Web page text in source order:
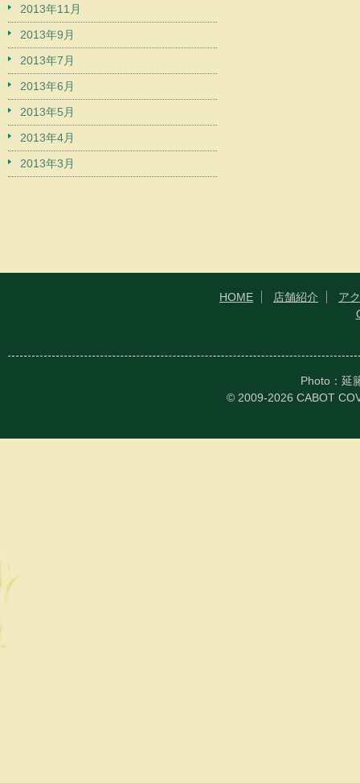
2013年11月
2013年9月
2013年7月
2013年6月
2013年5月
2013年4月
2013年3月
HOME 店舗紹介
ア
Photo：延
© 2009-2026 CABOT